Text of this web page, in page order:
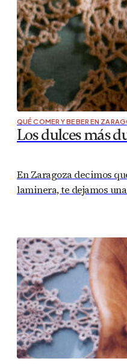
QUÉ COMER Y BEBER EN
Los dulces más
En Zaragoza decimos
laminera, te dejamos